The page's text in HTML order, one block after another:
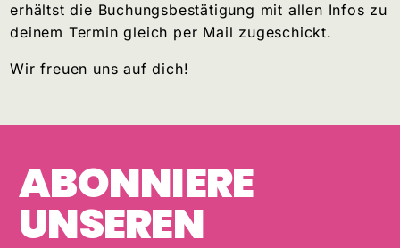
erhältst die Buchungsbestätigung mit allen Infos zu
deinem Termin gleich per Mail zugeschickt.
Wir freuen uns auf dich!
ABONNIERE
UNSEREN